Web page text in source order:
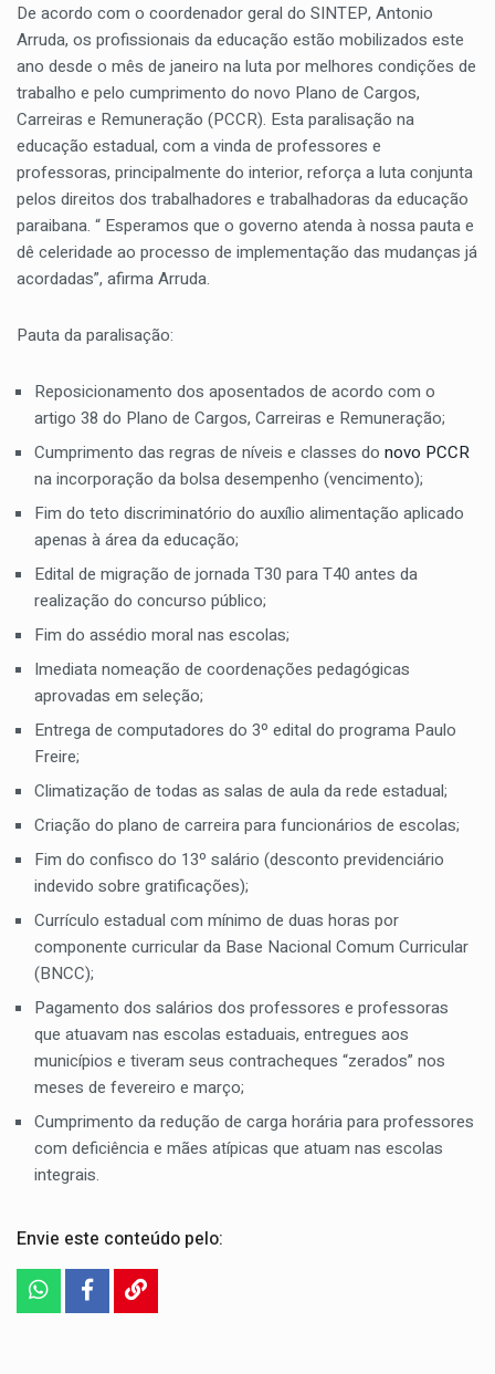
De acordo com o coordenador geral do SINTEP, Antonio
Arruda, os profissionais da educação estão mobilizados este
ano desde o mês de janeiro na luta por melhores condições de
trabalho e pelo cumprimento do novo Plano de Cargos,
Carreiras e Remuneração (PCCR). Esta paralisação na
educação estadual, com a vinda de professores e
professoras, principalmente do interior, reforça a luta conjunta
pelos direitos dos trabalhadores e trabalhadoras da educação
paraibana. “ Esperamos que o governo atenda à nossa pauta e
dê celeridade ao processo de implementação das mudanças já
acordadas”, afirma Arruda.
Pauta da paralisação:
Reposicionamento dos aposentados de acordo com o
artigo 38 do Plano de Cargos, Carreiras e Remuneração;
Cumprimento das regras de níveis e classes do novo PCCR
na incorporação da bolsa desempenho (vencimento);
Fim do teto discriminatório do auxílio alimentação aplicado
apenas à área da educação;
Edital de migração de jornada T30 para T40 antes da
realização do concurso público;
Fim do assédio moral nas escolas;
Imediata nomeação de coordenações pedagógicas
aprovadas em seleção;
Entrega de computadores do 3º edital do programa Paulo
Freire;
Climatização de todas as salas de aula da rede estadual;
Criação do plano de carreira para funcionários de escolas;
Fim do confisco do 13º salário (desconto previdenciário
indevido sobre gratificações);
Currículo estadual com mínimo de duas horas por
componente curricular da Base Nacional Comum Curricular
(BNCC);
Pagamento dos salários dos professores e professoras
que atuavam nas escolas estaduais, entregues aos
municípios e tiveram seus contracheques “zerados” nos
meses de fevereiro e março;
Cumprimento da redução de carga horária para professores
com deficiência e mães atípicas que atuam nas escolas
integrais.
Envie este conteúdo pelo: